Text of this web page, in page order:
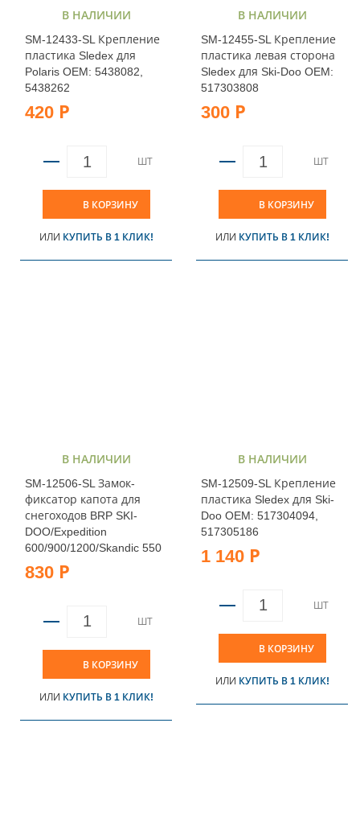
В НАЛИЧИИ
SM-12433-SL Крепление
пластика Sledex для
Polaris OEM: 5438082,
5438262
420 Р
ШТ
В КОРЗИНУ
ИЛИ КУПИТЬ В 1 КЛИК!
В НАЛИЧИИ
SM-12455-SL Крепление
пластика левая сторона
Sledex для Ski-Doo OEM:
517303808
300 Р
ШТ
В КОРЗИНУ
ИЛИ КУПИТЬ В 1 КЛИК!
В НАЛИЧИИ
SM-12506-SL Замок-
фиксатор капота для
снегоходов BRP SKI-
DOO/Expedition
600/900/1200/Skandic 550
830 Р
ШТ
В КОРЗИНУ
ИЛИ КУПИТЬ В 1 КЛИК!
В НАЛИЧИИ
SM-12509-SL Крепление
пластика Sledex для Ski-
Doo OEM: 517304094,
517305186
1 140 Р
ШТ
В КОРЗИНУ
ИЛИ КУПИТЬ В 1 КЛИК!